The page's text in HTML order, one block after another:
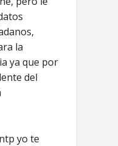
la
ya que por
del
yo te